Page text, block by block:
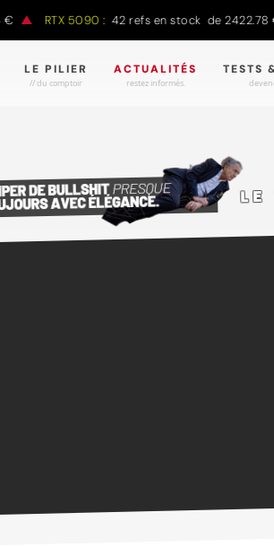
RTX 5090 : 42 refs en stock de 2422.78 €
LE PILIER
// du comptoir
ACTUALITÉS
restez informés.
TESTS